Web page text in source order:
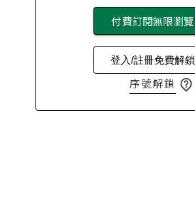
付費訂閱無限瀏覽
登入/註冊免費解鎖
序號解鎖